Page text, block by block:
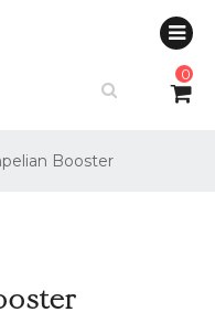
0
Booster